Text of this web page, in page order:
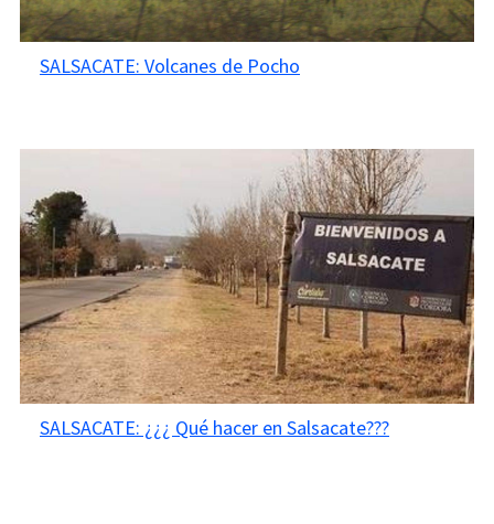
SALSACATE: Volcanes de Pocho
SALSACATE: ¿¿¿ Qué hacer en Salsacate???